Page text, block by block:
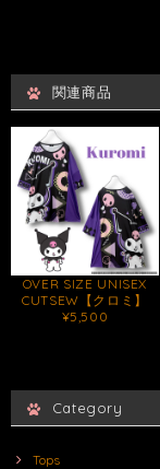
関連商品
OVER SIZE UNISEX
CUTSEW【クロミ】
¥5,500
Category
Tops